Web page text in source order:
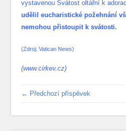
vystavenou Svátost oltářní k
udělil eucharistické požehnání
nemohou přistoupit k svátosti.
(Zdroj: Vatican News)
(www.cirkev.cz)
← Předchozí příspěvek